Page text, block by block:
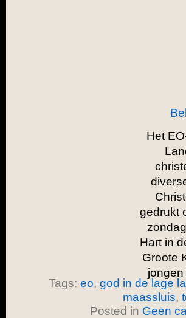
Het
gedrukt
Hart in
Groote
Tags: eo, god in de lage
maassluis,
Posted in Geen